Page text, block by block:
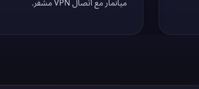
ميانمار مع اتصال VPN مشفّر.